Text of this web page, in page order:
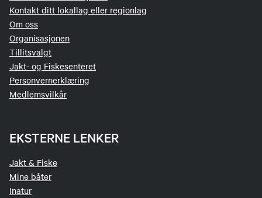
Kontakt ditt lokallag eller regionlag
Om oss
Organisasjonen
Tillitsvalgt
Jakt- og Fiskesenteret
Personvernerklæring
Medlemsvilkår
EKSTERNE LENKER
Jakt & Fiske
Mine båter
Inatur